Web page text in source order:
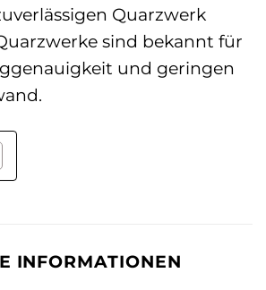
Quarzwerk
sind bekannt für
und geringen
INFORMATIONEN